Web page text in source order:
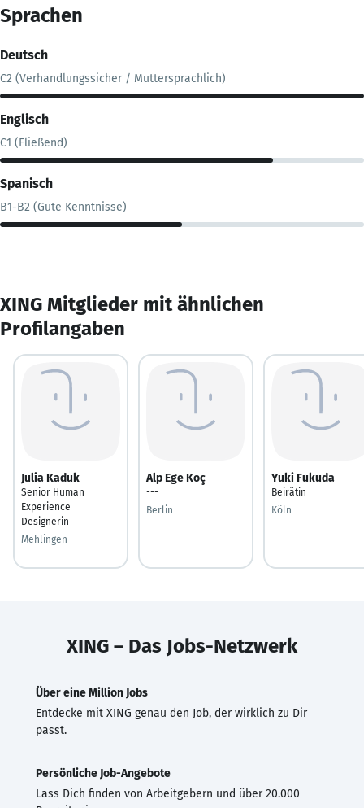
Sprachen
Deutsch
C2 (Verhandlungssicher / Muttersprachlich)
Englisch
C1 (Fließend)
Spanisch
B1-B2 (Gute Kenntnisse)
XING Mitglieder mit ähnlichen
Profilangaben
Julia Kaduk
Senior Human
Experience
Designerin
Mehlingen
Alp Ege Koç
---
Berlin
Yuki Fukuda
Beirätin
Köln
XING – Das Jobs-Netzwerk
Über eine Million Jobs
Entdecke mit XING genau den Job, der wirklich zu Dir
passt.
Persönliche Job-Angebote
Lass Dich finden von Arbeitgebern und über 20.000